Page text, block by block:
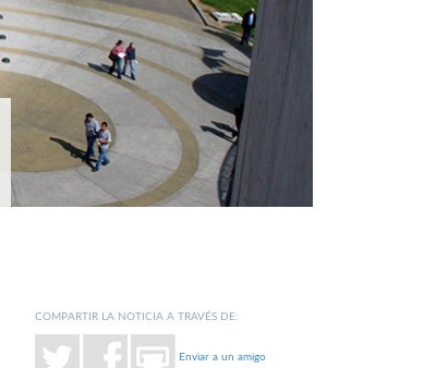
COMPARTIR LA NOTICIA A TRAVÉS DE:
Enviar a un amigo